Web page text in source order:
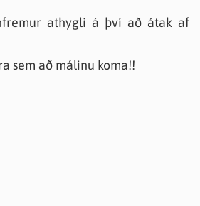
athygli á því að átak af
sem að málinu koma!!